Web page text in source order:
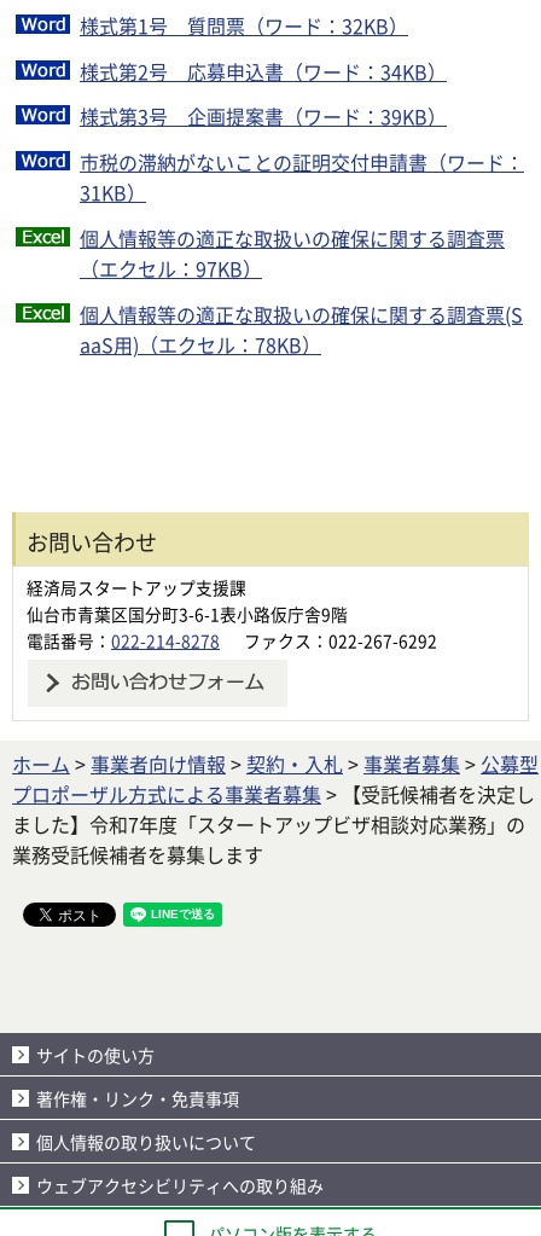
様式第1号 質問票（ワード：32KB）
様式第2号 応募申込書（ワード：34KB）
様式第3号 企画提案書（ワード：39KB）
市税の滞納がないことの証明交付申請書（ワード：
31KB）
個人情報等の適正な取扱いの確保に関する調査票
（エクセル：97KB）
個人情報等の適正な取扱いの確保に関する調査票(S
aaS用)（エクセル：78KB）
お問い合わせ
経済局スタートアップ支援課
仙台市青葉区国分町3-6-1表小路仮庁舎9階
電話番号： 022-214-8278 ファクス：022-267-6292
ホーム >事業者向け情報 > 契約・入札>事業者募集 > 公募型
プロポーザル方式による事業者募集 > 【受託候補者を決定し
ました】令和7年度「スタートアップビザ相談対応業務」の
業務受託候補者を募集します
サイトの使い方
著作権・リンク・免責事項
個人情報の取り扱いについて
ウェブアクセシビリティへの取り組み